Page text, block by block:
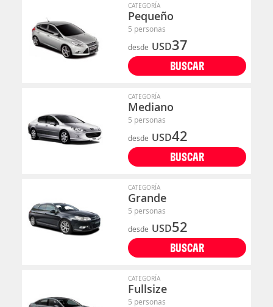
CATEGORÍA
Pequeño
5 personas
desde USD37
BUSCAR
CATEGORÍA
Mediano
5 personas
desde USD42
BUSCAR
CATEGORÍA
Grande
5 personas
desde USD52
BUSCAR
CATEGORÍA
Fullsize
5 personas